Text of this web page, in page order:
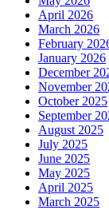
April 2026
March 2026
February
January 2026
December
November
October 2025
September
August 2025
July 2025
June 2025
May 2025
April 2025
March 2025